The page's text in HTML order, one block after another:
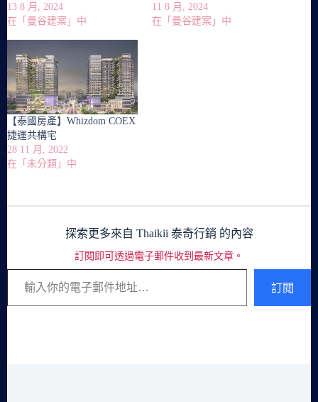
13 8 月, 2024
在「曼谷建案」中
11 8 月, 2024
在「曼谷建案」中
【泰國房產】Whizdom COEX
捷運共構宅
28 11 月, 2022
在「未分類」中
探索更多來自 Thaikii 泰奇行銷 的內容
訂閱即可透過電子郵件收到最新文章。
輸入你的電子郵件地址…
訂閱